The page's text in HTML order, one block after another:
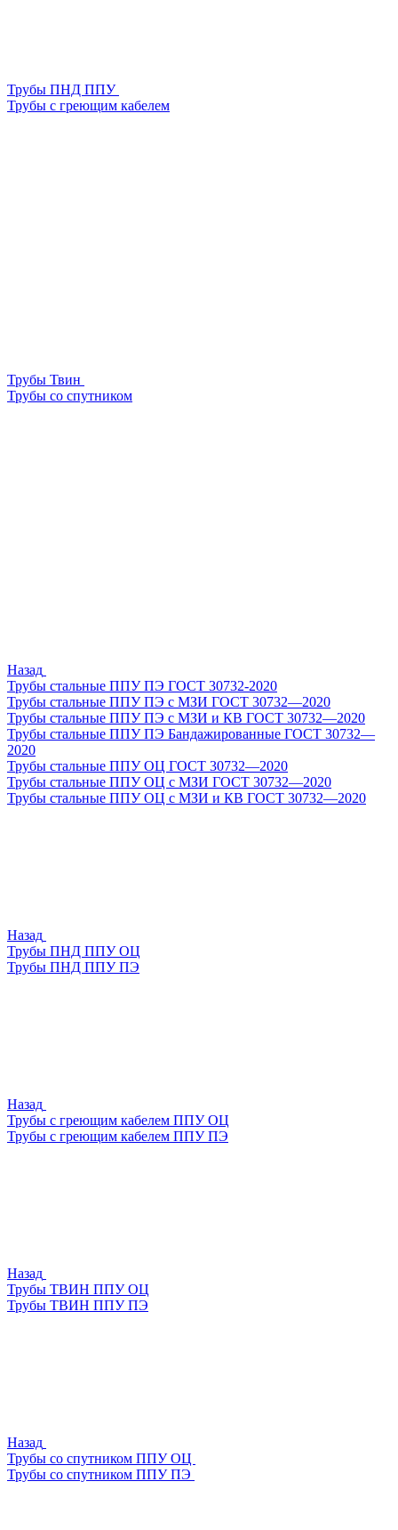
Трубы ПНД ППУ
Трубы с греющим кабелем
Трубы Твин
Трубы со спутником
Назад
Трубы стальные ППУ ПЭ ГОСТ 30732-2020
Трубы стальные ППУ ПЭ с МЗИ ГОСТ 30732—2020
Трубы стальные ППУ ПЭ с МЗИ и КВ ГОСТ 30732—2020
Трубы стальные ППУ ПЭ Бандажированные ГОСТ 30732—
2020
Трубы стальные ППУ ОЦ ГОСТ 30732—2020
Трубы стальные ППУ ОЦ с МЗИ ГОСТ 30732—2020
Трубы стальные ППУ ОЦ с МЗИ и КВ ГОСТ 30732—2020
Назад
Трубы ПНД ППУ ОЦ
Трубы ПНД ППУ ПЭ
Назад
Трубы с греющим кабелем ППУ ОЦ
Трубы с греющим кабелем ППУ ПЭ
Назад
Трубы ТВИН ППУ ОЦ
Трубы ТВИН ППУ ПЭ
Назад
Трубы со спутником ППУ ОЦ
Трубы со спутником ППУ ПЭ